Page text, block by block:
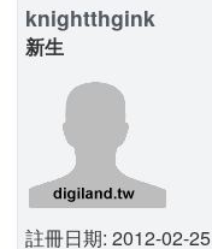
knightthgink
新生
註冊日期: 2012-02-25